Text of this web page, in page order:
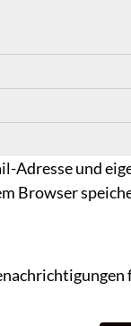
Adresse und
Browser